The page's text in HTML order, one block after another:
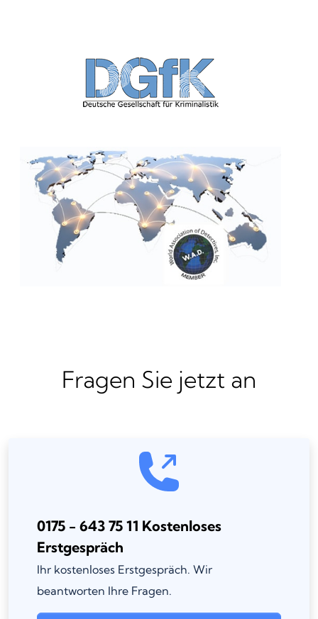
Fragen Sie jetzt an
0175 - 643 75 11 Kostenloses
Erstgespräch
Ihr kostenloses Erstgespräch. Wir
beantworten Ihre Fragen.